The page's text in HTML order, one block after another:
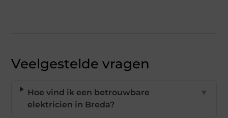
Veelgestelde vragen
Hoe vind ik een betrouwbare
elektricien in Breda?
▼